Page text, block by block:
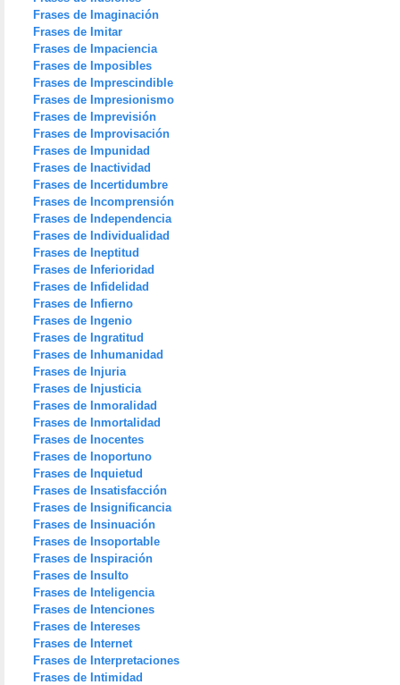
Frases de Imaginación
Frases de Imitar
Frases de Impaciencia
Frases de Imposibles
Frases de Imprescindible
Frases de Impresionismo
Frases de Imprevisión
Frases de Improvisación
Frases de Impunidad
Frases de Inactividad
Frases de Incertidumbre
Frases de Incomprensión
Frases de Independencia
Frases de Individualidad
Frases de Ineptitud
Frases de Inferioridad
Frases de Infidelidad
Frases de Infierno
Frases de Ingenio
Frases de Ingratitud
Frases de Inhumanidad
Frases de Injuria
Frases de Injusticia
Frases de Inmoralidad
Frases de Inmortalidad
Frases de Inocentes
Frases de Inoportuno
Frases de Inquietud
Frases de Insatisfacción
Frases de Insignificancia
Frases de Insinuación
Frases de Insoportable
Frases de Inspiración
Frases de Insulto
Frases de Inteligencia
Frases de Intenciones
Frases de Intereses
Frases de Internet
Frases de Interpretaciones
Frases de Intimidad